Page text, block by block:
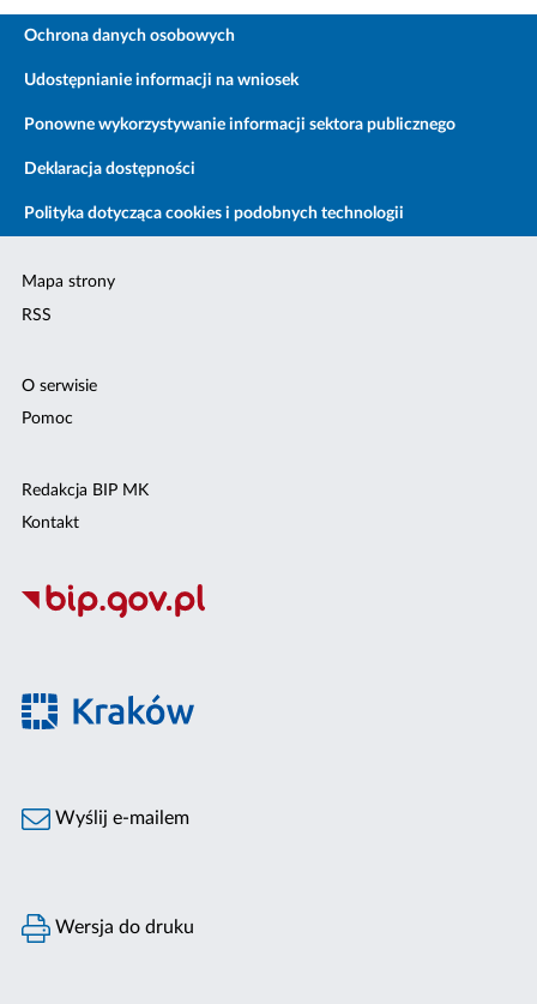
Ochrona danych osobowych
Udostępnianie informacji na wniosek
Ponowne wykorzystywanie informacji sektora publicznego
Deklaracja dostępności
Polityka dotycząca cookies i podobnych technologii
Mapa strony
RSS
O serwisie
Pomoc
Redakcja BIP MK
Kontakt
Wyślij e-mailem
Wersja do druku